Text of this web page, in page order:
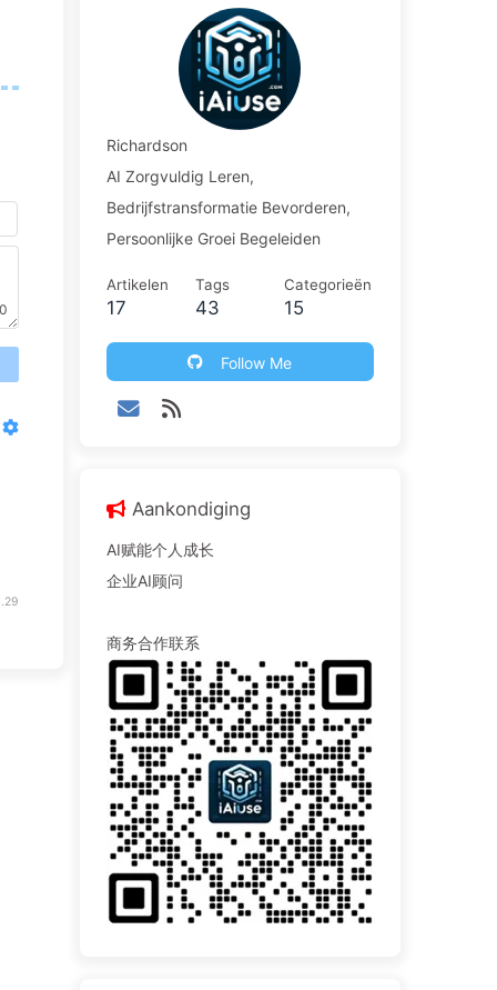
Richardson
AI Zorgvuldig Leren,
Bedrijfstransformatie Bevorderen,
Persoonlijke Groei Begeleiden
Artikelen
17
Tags
43
Categorieën
15
Follow Me
Aankondiging
AI赋能个人成长
企业AI顾问
商务合作联系